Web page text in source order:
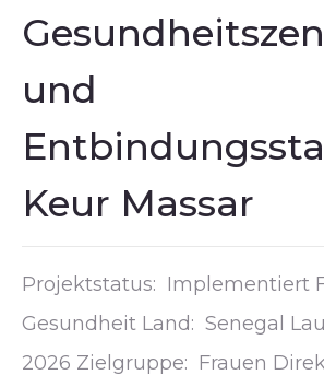
und
Keur Massar
Projektstatus: Implementiert
Gesundheit Land: Senegal
2026 Zielgruppe: Frauen